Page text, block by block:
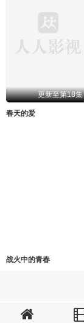
更新至第18集
春天的爱
战火中的青春